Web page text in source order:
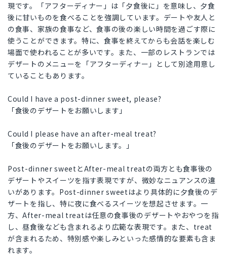
現です。「アフターディナー」は「夕食後に」を意味し、夕食
後に甘いものを食べることを強調しています。デートや友人と
の食事、家族の食事など、食事の後の楽しい時間を過ごす際に
使うことができます。特に、食事を終えてからも会話を楽しむ
場面で使われることが多いです。また、一部のレストランでは
デザートのメニューを「アフターディナー」として別途用意し
ていることもあります。
Could I have a post-dinner sweet, please?
「食後のデザートをお願いします」
Could I please have an after-meal treat?
「食後のデザートをお願いします。」
Post-dinner sweetとAfter-meal treatの両方とも食事後の
デザートやスイーツを指す表現ですが、微妙なニュアンスの違
いがあります。Post-dinner sweetはより具体的に夕食後のデ
ザートを指し、特に夜に食べるスイーツを想起させます。一
方、After-meal treatは任意の食事後のデザートやおやつを指
し、昼食後なども含まれるより広範な表現です。また、treat
が含まれるため、特別感や楽しみといった感情的な要素も含ま
れます。